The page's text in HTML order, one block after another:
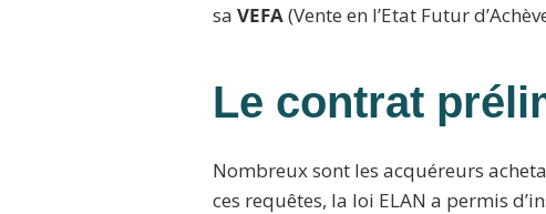
sa VEFA(Vente en l’Etat Futur
Le contrat
Nombreux sont les acquéreurs
ces requêtes, la loi ELAN a permis